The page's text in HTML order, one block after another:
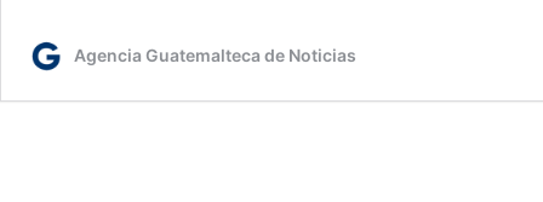
Agencia Guatemalteca de Noticias